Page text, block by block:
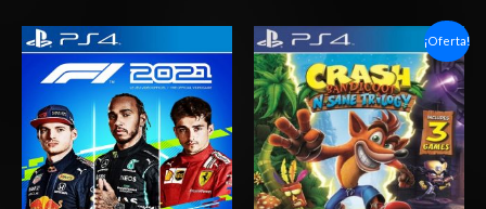
Rango
de
precios:
desde
$27.03
hasta
$42.03
¡Oferta!
Rango
de
precios:
desde
$11.03
hasta
$18.03